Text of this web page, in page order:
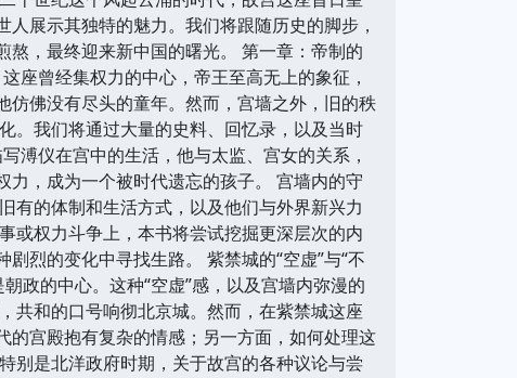
展示其独特的魅力。我们将跟随历史的脚步，
，最终迎来新中国的曙光。 第一章：帝制的
座曾经集权力的中心，帝王至高无上的象征，
佛没有尽头的童年。然而，宫墙之外，旧的秩
。我们将通过大量的史料、回忆录，以及当时
溥仪在宫中的生活，他与太监、宫女的关系，
，成为一个被时代遗忘的孩子。 宫墙内的守
有的体制和生活方式，以及他们与外界新兴力
或权力斗争上，本书将尝试挖掘更深层次的内
烈的变化中寻找生路。 紫禁城的“空虚”与“不
政的中心。这种“空虚”感，以及宫墙内弥漫的
共和的口号响彻北京城。然而，在紫禁城这座
宫殿抱有复杂的情感；另一方面，如何处理这
别是北洋政府时期，关于故宫的各种议论与尝